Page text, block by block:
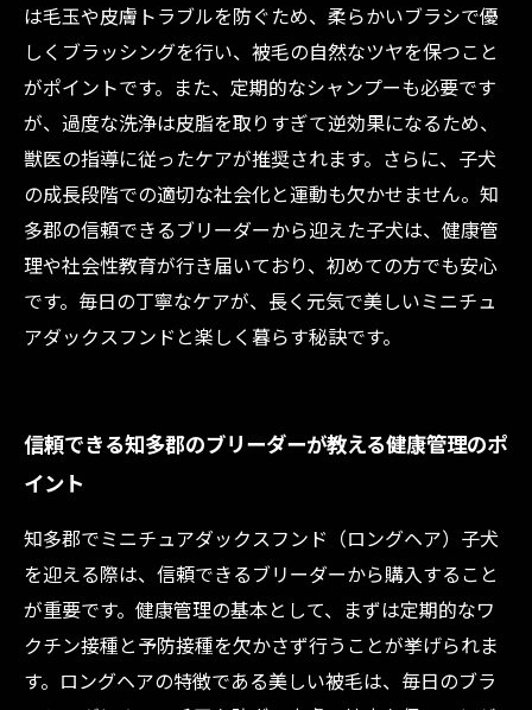
は毛玉や皮膚トラブルを防ぐため、柔らかいブラシで優
しくブラッシングを行い、被毛の自然なツヤを保つこと
がポイントです。また、定期的なシャンプーも必要です
が、過度な洗浄は皮脂を取りすぎて逆効果になるため、
獣医の指導に従ったケアが推奨されます。さらに、子犬
の成長段階での適切な社会化と運動も欠かせません。知
多郡の信頼できるブリーダーから迎えた子犬は、健康管
理や社会性教育が行き届いており、初めての方でも安心
です。毎日の丁寧なケアが、長く元気で美しいミニチュ
アダックスフンドと楽しく暮らす秘訣です。
信頼できる知多郡のブリーダーが教える健康管理のポ
イント
知多郡でミニチュアダックスフンド（ロングヘア）子犬
を迎える際は、信頼できるブリーダーから購入すること
が重要です。健康管理の基本として、まずは定期的なワ
クチン接種と予防接種を欠かさず行うことが挙げられま
す。ロングヘアの特徴である美しい被毛は、毎日のブラ